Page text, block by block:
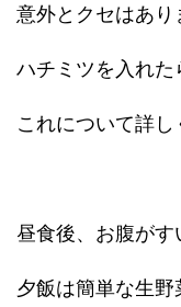
意外とクセはあり
ハチミツを入れた
これについて詳し
昼食後、お腹がす
夕飯は簡単な生